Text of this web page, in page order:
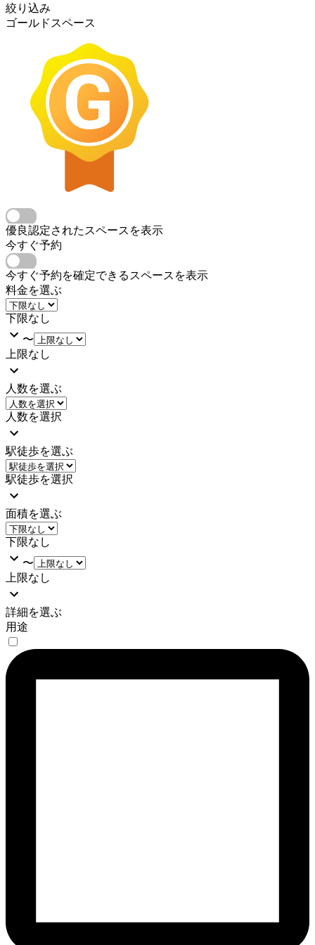
絞り込み
ゴールドスペース
優良認定されたスペースを表示
今すぐ予約
今すぐ予約を確定できるスペースを表示
料金を選ぶ
下限なし
〜
上限なし
人数を選ぶ
人数を選択
駅徒歩を選ぶ
駅徒歩を選択
面積を選ぶ
下限なし
〜
上限なし
詳細を選ぶ
用途